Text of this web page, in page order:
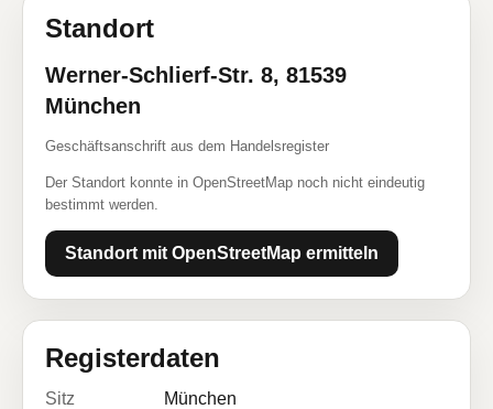
Standort
Werner-Schlierf-Str. 8, 81539
München
Geschäftsanschrift aus dem Handelsregister
Der Standort konnte in OpenStreetMap noch nicht eindeutig
bestimmt werden.
Standort mit OpenStreetMap ermitteln
Registerdaten
Sitz
München